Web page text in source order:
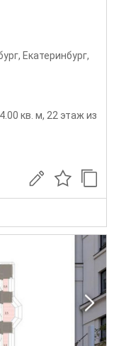
, Екатеринбург,
кв. м, 22 этаж из